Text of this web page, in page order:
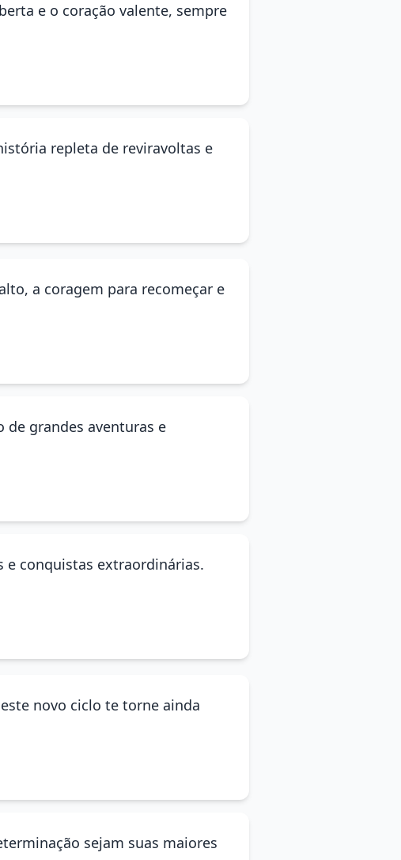
e o coração valente, sempre
repleta de reviravoltas e
a coragem para recomeçar e
de grandes aventuras e
e conquistas extraordinárias.
novo ciclo te torne ainda
sejam suas maiores